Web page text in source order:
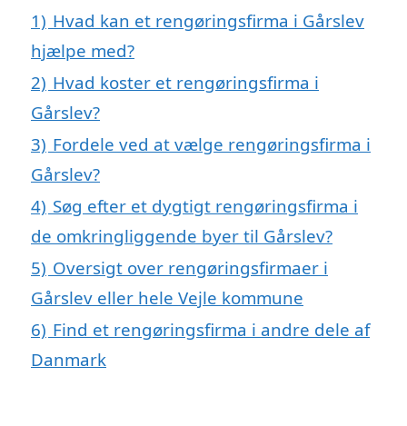
1) Hvad kan et rengøringsfirma i Gårslev
hjælpe med?
2) Hvad koster et rengøringsfirma i
Gårslev?
3) Fordele ved at vælge rengøringsfirma i
Gårslev?
4) Søg efter et dygtigt rengøringsfirma i
de omkringliggende byer til Gårslev?
5) Oversigt over rengøringsfirmaer i
Gårslev eller hele Vejle kommune
6) Find et rengøringsfirma i andre dele af
Danmark